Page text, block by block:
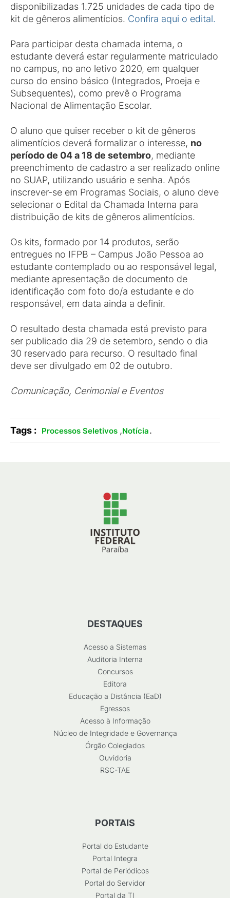
disponibilizadas 1.725 unidades de cada tipo de
kit de gêneros alimentícios. Confira aqui o edital.
Para participar desta chamada interna, o
estudante deverá estar regularmente matriculado
no campus, no ano letivo 2020, em qualquer
curso do ensino básico (Integrados, Proeja e
Subsequentes), como prevê o Programa
Nacional de Alimentação Escolar.
O aluno que quiser receber o kit de gêneros
alimentícios deverá formalizar o interesse, no
período de 04 a 18 de setembro, mediante
preenchimento de cadastro a ser realizado online
no SUAP, utilizando usuário e senha. Após
inscrever-se em Programas Sociais, o aluno deve
selecionar o Edital da Chamada Interna para
distribuição de kits de gêneros alimentícios.
Os kits, formado por 14 produtos, serão
entregues no IFPB – Campus João Pessoa ao
estudante contemplado ou ao responsável legal,
mediante apresentação de documento de
identificação com foto do/a estudante e do
responsável, em data ainda a definir.
O resultado desta chamada está previsto para
ser publicado dia 29 de setembro, sendo o dia
30 reservado para recurso. O resultado final
deve ser divulgado em 02 de outubro.
Comunicação, Cerimonial e Eventos
Tags : Processos Seletivos ,Notícia.
DESTAQUES
Acesso a Sistemas
Auditoria Interna
Concursos
Editora
Educação a Distância (EaD)
Egressos
Acesso à Informação
Núcleo de Integridade e Governança
Órgão Colegiados
Ouvidoria
RSC-TAE
PORTAIS
Portal do Estudante
Portal Integra
Portal de Periódicos
Portal do Servidor
Portal da TI